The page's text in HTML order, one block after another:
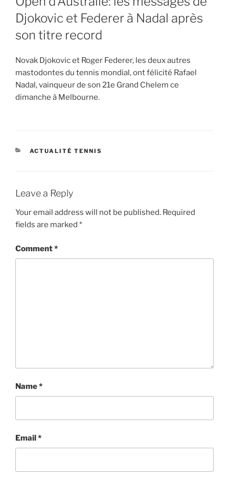
Djokovic et Federer à Nadal après
son titre record
Novak Djokovic et Roger Federer, les deux autres
mastodontes du tennis mondial, ont félicité Rafael
Nadal, vainqueur de son 21e Grand Chelem ce
dimanche à Melbourne.
CATEGORIES
ACTUALITÉ TENNIS
Leave a Reply
Your email address will not be published. Required
fields are marked *
Comment*
Name*
Email*